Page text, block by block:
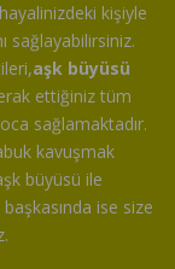
kişiyle
sağlayabilirsiniz.
aşk büyüsü
ettiğiniz tüm
sağlamaktadır.
kavuşmak
büyüsü ile
başkasında ise size